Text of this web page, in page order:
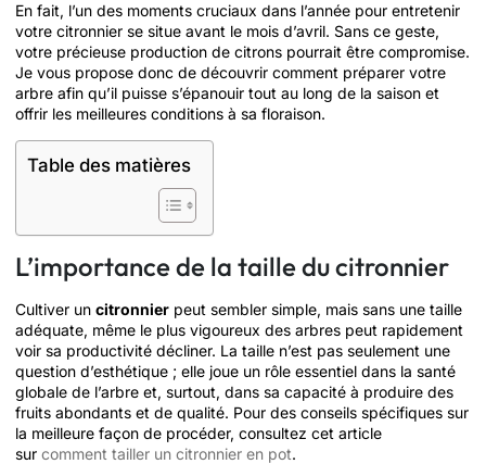
En fait, l’un des moments cruciaux dans l’année pour entretenir
votre citronnier se situe avant le mois d’avril. Sans ce geste,
votre précieuse production de citrons pourrait être compromise.
Je vous propose donc de découvrir comment préparer votre
arbre afin qu’il puisse s’épanouir tout au long de la saison et
offrir les meilleures conditions à sa floraison.
Table des matières
L’importance de la taille du citronnier
Cultiver un citronnier peut sembler simple, mais sans une taille
adéquate, même le plus vigoureux des arbres peut rapidement
voir sa productivité décliner. La taille n’est pas seulement une
question d’esthétique ; elle joue un rôle essentiel dans la santé
globale de l’arbre et, surtout, dans sa capacité à produire des
fruits abondants et de qualité. Pour des conseils spécifiques sur
la meilleure façon de procéder, consultez cet article
sur comment tailler un citronnier en pot.